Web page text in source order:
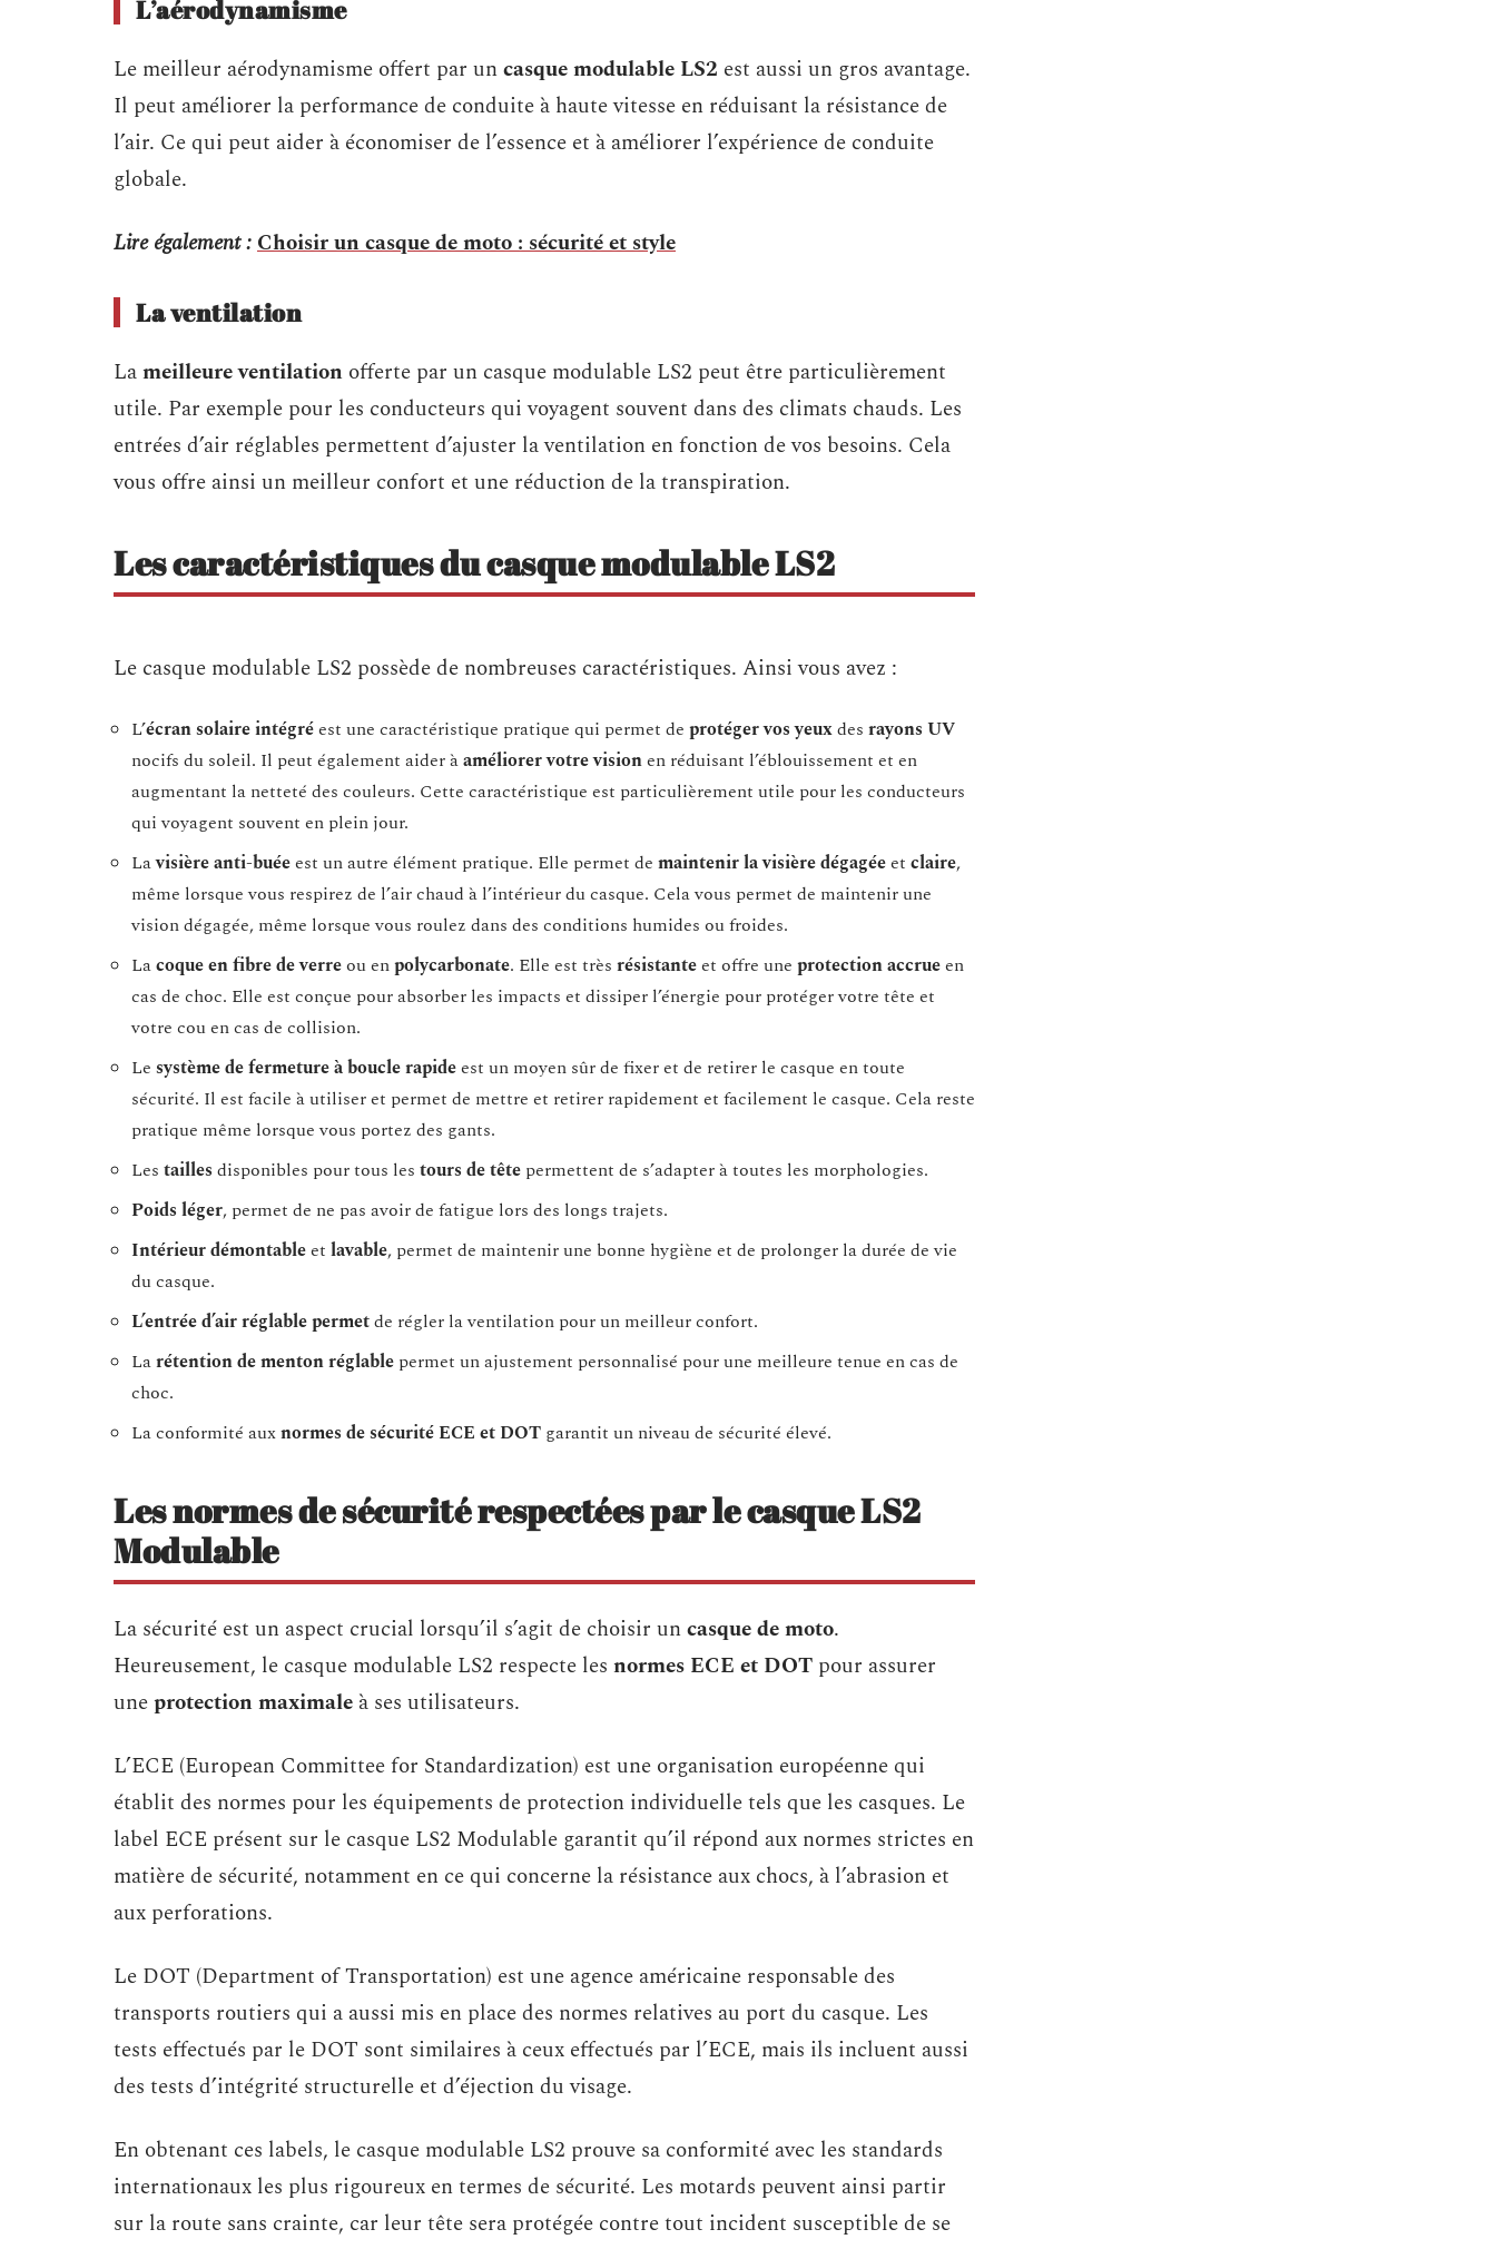
L’aérodynamisme
Le meilleur aérodynamisme offert par uncasque modulable LS2 est aussi un gros avantage.
Il peut améliorer la performance de conduite à haute vitesse en réduisant la résistance de
l’air. Ce qui peut aider à économiser de l’essence et à améliorer l’expérience de conduite
globale.
Lire également :Choisir un casque de moto : sécurité et style
La ventilation
Lameilleure ventilation offerte par un casque modulable LS2 peut être particulièrement
utile. Par exemple pour les conducteurs qui voyagent souvent dans des climats chauds. Les
entrées d’air réglables permettent d’ajuster la ventilation en fonction de vos besoins. Cela
vous offre ainsi un meilleur confort et une réduction de la transpiration.
Les caractéristiques du casque modulable LS2
Le casque modulable LS2 possède de nombreuses caractéristiques. Ainsi vous avez :
L’écran solaire intégréest une caractéristique pratique qui permet de protéger vos yeuxdes rayons UV
nocifs du soleil. Il peut également aider àaméliorer votre visionen réduisant l’éblouissement et en
augmentant la netteté des couleurs. Cette caractéristique est particulièrement utile pour les conducteurs
qui voyagent souvent en plein jour.
Lavisière anti-buéeest un autre élément pratique. Elle permet de maintenir la visière dégagéeet claire,
même lorsque vous respirez de l’air chaud à l’intérieur du casque. Cela vous permet de maintenir une
vision dégagée, même lorsque vous roulez dans des conditions humides ou froides.
Lacoque en fibre de verreou enpolycarbonate. Elle est très résistanteet offre une protection accrueen
cas de choc. Elle est conçue pour absorber les impacts et dissiper l’énergie pour protéger votre tête et
votre cou en cas de collision.
Le système de fermeture à boucle rapideest un moyen sûr de fixer et de retirer le casque en toute
sécurité. Il est facile à utiliser et permet de mettre et retirer rapidement et facilement le casque. Cela reste
pratique même lorsque vous portez des gants.
Les tailles disponibles pour tous les tours de tête permettent de s’adapter à toutes les morphologies.
Poids léger, permet de ne pas avoir de fatigue lors des longs trajets.
Intérieur démontableet lavable, permet de maintenir une bonne hygiène et de prolonger la durée de vie
du casque.
L’entrée d’air réglable permetde régler la ventilation pour un meilleur confort.
Larétention de menton réglable permet un ajustement personnalisé pour une meilleure tenue en cas de
choc.
La conformité auxnormes de sécurité ECE et DOT garantit un niveau de sécurité élevé.
Les normes de sécurité respectées par le casque LS2
Modulable
La sécurité est un aspect crucial lorsqu’il s’agit de choisir uncasque de moto.
Heureusement, le casque modulable LS2 respecte les normes ECE et DOT pour assurer
uneprotection maximale à ses utilisateurs.
L’ECE (European Committee for Standardization) est une organisation européenne qui
établit des normes pour les équipements de protection individuelle tels que les casques. Le
label ECE présent sur le casque LS2 Modulable garantit qu’il répond aux normes strictes en
matière de sécurité, notamment en ce qui concerne la résistance aux chocs, à l’abrasion et
aux perforations.
Le DOT (Department of Transportation) est une agence américaine responsable des
transports routiers qui a aussi mis en place des normes relatives au port du casque. Les
tests effectués par le DOT sont similaires à ceux effectués par l’ECE, mais ils incluent aussi
des tests d’intégrité structurelle et d’éjection du visage.
En obtenant ces labels, le casque modulable LS2 prouve sa conformité avec les standards
internationaux les plus rigoureux en termes de sécurité. Les motards peuvent ainsi partir
sur la route sans crainte, car leur tête sera protégée contre tout incident susceptible de se